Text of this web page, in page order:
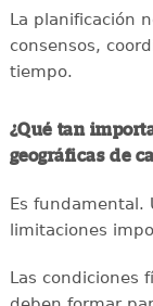
La planificación
consensos,
tiempo.
¿Qué tan
geográficas de
Es fundamental.
limitaciones
Las condiciones